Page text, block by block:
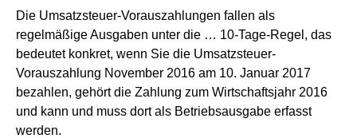
Die Umsatzsteuer-Vorauszahlungen fallen als
regelmäßige Ausgaben unter die … 10-Tage-Regel, das
bedeutet konkret, wenn Sie die Umsatzsteuer-
Vorauszahlung November 2016 am 10. Januar 2017
bezahlen, gehört die Zahlung zum Wirtschaftsjahr 2016
und kann und muss dort als Betriebsausgabe erfasst
werden.